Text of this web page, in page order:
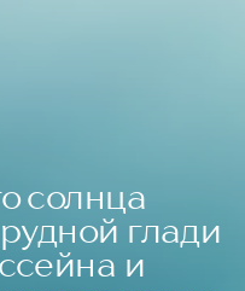
солнца
глади
и